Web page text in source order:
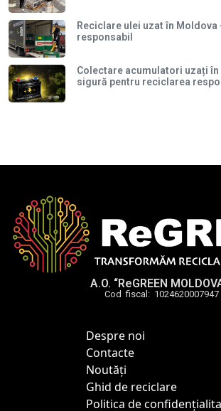
Reciclare ulei uzat în Moldova
responsabil
Colectare acumulatori uzați
sigură pentru reciclarea
A.O. “ReGREEN
Cod fiscal: 1024620007947
Despre noi
Contacte
Noutăți
Ghid de reciclare
Politica de